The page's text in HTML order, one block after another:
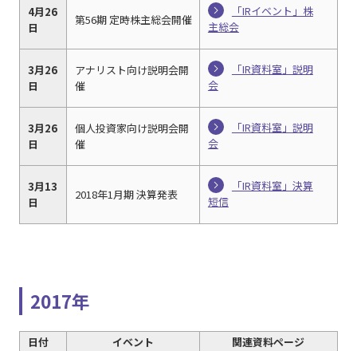
4月26
日
第56期 定時株主総会開催
「IRイベント」株
主総会
3月26
日
アナリスト向け説明会開
催
「IR資料室」説明
会
3月26
日
個人投資家向け説明会開
催
「IR資料室」説明
会
3月13
日
2018年1月期 決算発表
「IR資料室」決算
短信
2017年
日付 イベント 関連資料ページ